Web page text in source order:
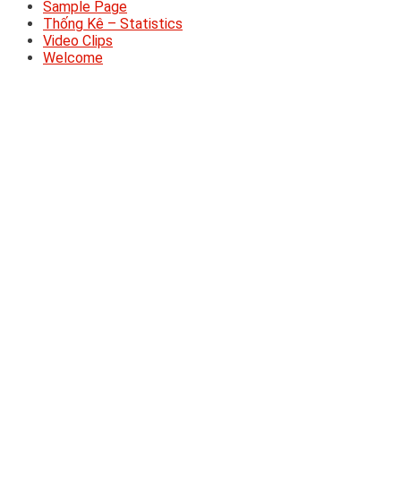
Sample Page
Thống Kê – Statistics
Video Clips
Welcome